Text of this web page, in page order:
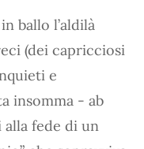
ballo l’aldilà
(dei capricciosi
e
insomma - ab
fede di un